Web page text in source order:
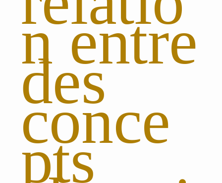
n entre
des
conce
pts